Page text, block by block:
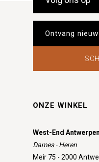
ONZE WINKEL
West-End Antwerpen
Dames - Heren
Meir 75 - 2000